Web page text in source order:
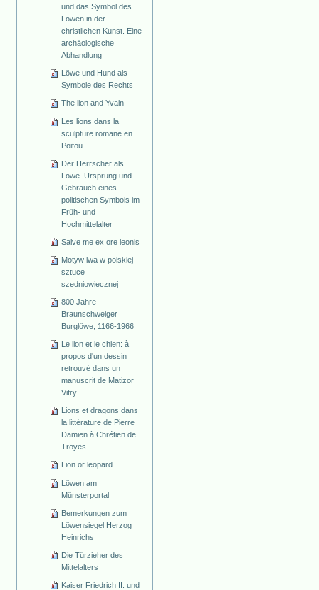
und das Symbol des
Löwen in der
christlichen Kunst. Eine
archäologische
Abhandlung
Löwe und Hund als
Symbole des Rechts
The lion and Yvain
Les lions dans la
sculpture romane en
Poitou
Der Herrscher als
Löwe. Ursprung und
Gebrauch eines
politischen Symbols im
Früh- und
Hochmittelalter
Salve me ex ore leonis
Motyw lwa w polskiej
sztuce
szedniowiecznej
800 Jahre
Braunschweiger
Burglöwe, 1166-1966
Le lion et le chien: à
propos d'un dessin
retrouvé dans un
manuscrit de Matizor
Vitry
Lions et dragons dans
la littérature de Pierre
Damien à Chrétien de
Troyes
Lion or leopard
Löwen am
Münsterportal
Bemerkungen zum
Löwensiegel Herzog
Heinrichs
Die Türzieher des
Mittelalters
Kaiser Friedrich II. und